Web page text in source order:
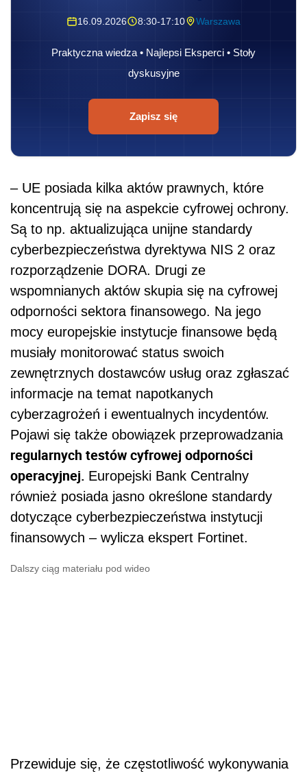
16.09.2026 8:30-17:10 Warszawa
Praktyczna wiedza • Najlepsi Eksperci • Stoły
dyskusyjne
Zapisz się
– UE posiada kilka aktów prawnych, które
koncentrują się na aspekcie cyfrowej ochrony.
Są to np. aktualizująca unijne standardy
cyberbezpieczeństwa dyrektywa NIS 2 oraz
rozporządzenie DORA. Drugi ze
wspomnianych aktów skupia się na cyfrowej
odporności sektora finansowego. Na jego
mocy europejskie instytucje finansowe będą
musiały monitorować status swoich
zewnętrznych dostawców usług oraz zgłaszać
informacje na temat napotkanych
cyberzagrożeń i ewentualnych incydentów.
Pojawi się także obowiązek przeprowadzania
regularnych testów cyfrowej odporności
operacyjnej. Europejski Bank Centralny
również posiada jasno określone standardy
dotyczące cyberbezpieczeństwa instytucji
finansowych – wylicza ekspert Fortinet.
Dalszy ciąg materiału pod wideo
Przewiduje się, że częstotliwość wykonywania